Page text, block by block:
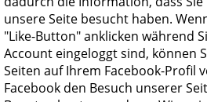
unsere Seite besucht haben.
"Like-Button" anklicken während
Account eingeloggt sind, können
Seiten auf Ihrem Facebook-Profil
Facebook den Besuch unserer